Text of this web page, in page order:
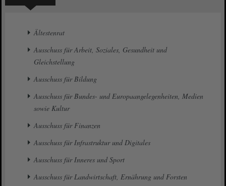
Ältestenrat
Ausschuss für Arbeit, Soziales, Gesundheit und
Gleichstellung
Ausschuss für Bildung
Ausschuss für Bundes- und Europaangelegenheiten, Medien
sowie Kultur
Ausschuss für Finanzen
Ausschuss für Infrastruktur und Digitales
Ausschuss für Inneres und Sport
Ausschuss für Landwirtschaft, Ernährung und Forsten